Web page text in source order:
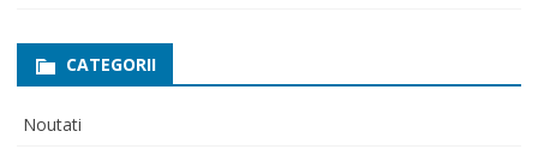
CATEGORII
Noutati